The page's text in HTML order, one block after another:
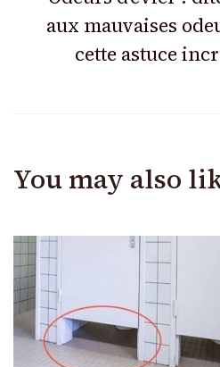
aux mauvaises
cette astuce
You may also